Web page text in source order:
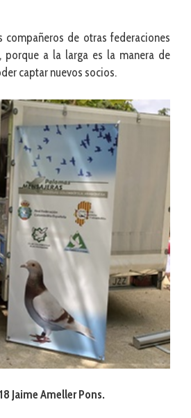
compañeros de otras federaciones
porque a la larga es la manera de
captar nuevos socios.
Jaime Ameller Pons.